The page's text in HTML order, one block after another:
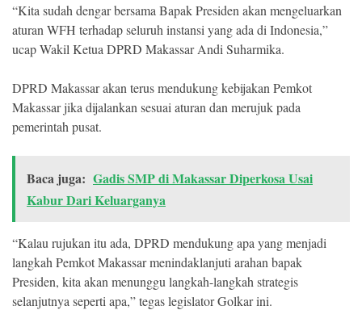
“Kita sudah dengar bersama Bapak Presiden akan mengeluarkan
aturan WFH terhadap seluruh instansi yang ada di Indonesia,”
ucap Wakil Ketua DPRD Makassar Andi Suharmika.
DPRD Makassar akan terus mendukung kebijakan Pemkot
Makassar jika dijalankan sesuai aturan dan merujuk pada
pemerintah pusat.
Baca juga: Gadis SMP di Makassar Diperkosa Usai
Kabur Dari Keluarganya
“Kalau rujukan itu ada, DPRD mendukung apa yang menjadi
langkah Pemkot Makassar menindaklanjuti arahan bapak
Presiden, kita akan menunggu langkah-langkah strategis
selanjutnya seperti apa,” tegas legislator Golkar ini.